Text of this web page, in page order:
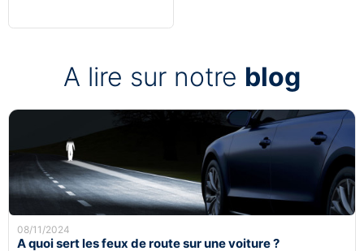
A lire sur notre blog
08/11/2024
A quoi sert les feux de route sur une voiture ?